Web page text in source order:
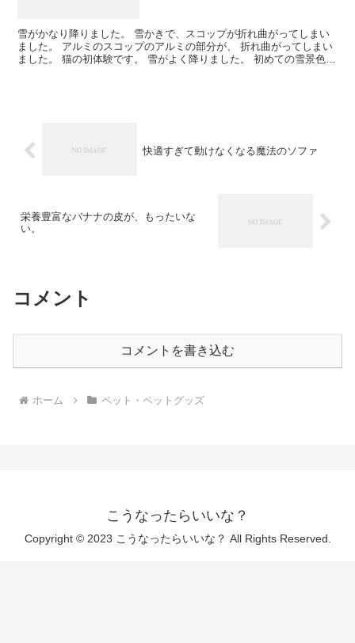
雪がかなり降りました。 雪かきで、スコップが折れ曲がってしまい
ました。 アルミのスコップのアルミの部分が、 折れ曲がってしまい
ました。 猫の初体験です。 雪がよく降りました。 初めての雪景色で
快適すぎて動けなくなる魔法のソファ
栄養豊富なバナナの皮が、もったいな
い。
コメント
コメントを書き込む
ホーム ペット・ペットグッズ
こうなったらいいな？
Copyright © 2023 こうなったらいいな？ All Rights Reserved.